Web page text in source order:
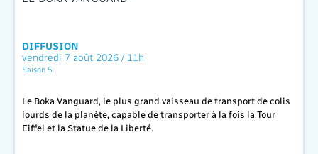
DIFFUSION
vendredi 7 août 2026 / 11h
Saison 5
Le Boka Vanguard, le plus grand vaisseau de transport de colis
lourds de la planète, capable de transporter à la fois la Tour
Eiffel et la Statue de la Liberté.